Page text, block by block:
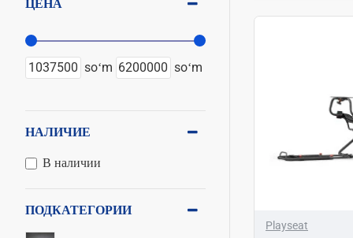
ЦЕНА
soʻm soʻm
НАЛИЧИЕ
В наличии
ПОДКАТЕГОРИИ
Playseat